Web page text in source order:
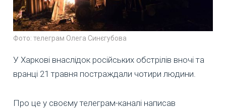
Фото: телеграм Олега Синєгубова
У Харкові внаслідок російських обстрілів вночі та
вранці 21 травня постраждали чотири людини.
Про це у своєму телеграм-каналі написав